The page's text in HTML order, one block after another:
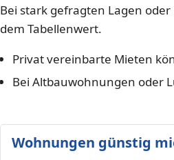
Bei stark gefragten Lagen
dem Tabellenwert.
Privat vereinbarte Mieten
Bei Altbauwohnungen oder
Wohnungen günstig